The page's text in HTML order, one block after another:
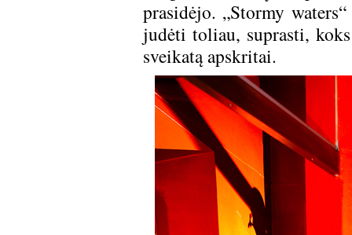
prasidėjo. „Stormy
judėti toliau, suprasti,
sveikatą apskritai.